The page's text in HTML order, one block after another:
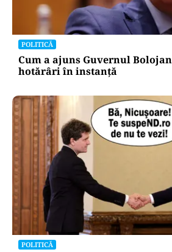
POLITICĂ
Cum a ajuns Guvernul
hotărâri în instanță
POLITICĂ